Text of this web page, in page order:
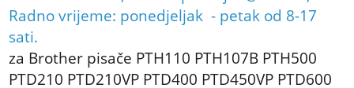
Radno vrijeme: ponedjeljak - petak od 8-17
sati.
za Brother pisače PTH110 PTH107B PTH500
PTD210 PTD210VP PTD400 PTD450VP PTD600